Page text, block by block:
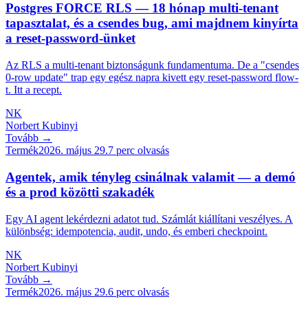
Postgres FORCE RLS — 18 hónap multi-tenant
tapasztalat, és a csendes bug, ami majdnem kinyírta
a reset-password-ünket
Az RLS a multi-tenant biztonságunk fundamentuma. De a "csendes
0-row update" trap egy egész napra kivett egy reset-password flow-
t. Itt a recept.
NK
Norbert Kubinyi
Tovább →
Termék2026. május 29.7 perc olvasás
Agentek, amik tényleg csinálnak valamit — a demó
és a prod közötti szakadék
Egy AI agent lekérdezni adatot tud. Számlát kiállítani veszélyes. A
különbség: idempotencia, audit, undo, és emberi checkpoint.
NK
Norbert Kubinyi
Tovább →
Termék2026. május 29.6 perc olvasás